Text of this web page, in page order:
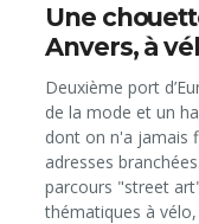
Une
Anvers, à
Deuxième port
de la mode et un
dont on n'a jamais
adresses
parcours "street
thématiques à